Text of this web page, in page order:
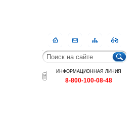
ГлавнаяКонтактыКарта
сайта
RSS
ИНФОРМАЦИОННАЯ ЛИНИЯ
8-800-100-08-48